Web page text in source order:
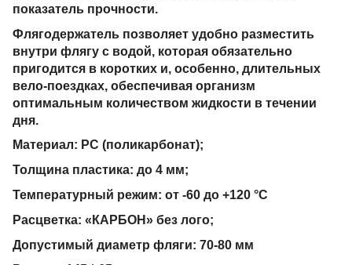
показатель прочности.
Флягодержатель позволяет удобно разместить
внутри флягу с водой, которая обязательно
пригодится в коротких и, особенно, длительных
вело-поездках, обеспечивая организм
оптимальным количеством жидкости в течении
дня.
Материал: PC (поликарбонат);
Толщина пластика: до 4 мм;
Температурный режим: от -60 до +120 °C
Расцветка: «КАРБОН» без лого;
Допустимый диаметр фляги: 70-80 мм